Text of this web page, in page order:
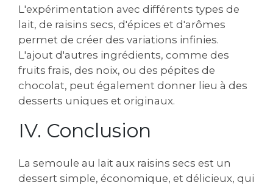
L'expérimentation avec différents types de
lait‚ de raisins secs‚ d'épices et d'arômes
permet de créer des variations infinies.
L'ajout d'autres ingrédients‚ comme des
fruits frais‚ des noix‚ ou des pépites de
chocolat‚ peut également donner lieu à des
desserts uniques et originaux.
IV. Conclusion
La semoule au lait aux raisins secs est un
dessert simple‚ économique‚ et délicieux‚ qui